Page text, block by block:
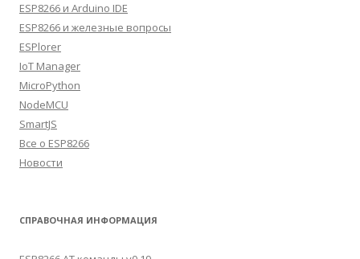
ESP8266 и Arduino IDE
ESP8266 и железные вопросы
ESPlorer
IoT Manager
MicroPython
NodeMCU
SmartJS
Все о ESP8266
Новости
СПРАВОЧНАЯ ИНФОРМАЦИЯ